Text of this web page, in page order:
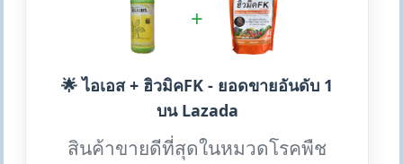
+
🌟 ไอเอส + ฮิวมิคFK - ยอดขายอันดับ 1
บน Lazada
สินค้าขายดีที่สุดในหมวดโรคพืช